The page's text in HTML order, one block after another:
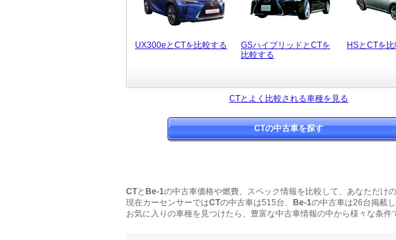
UX300eとCTを比較する
GSハイブリッドとCTを
比較する
HSとCTを
CTとよく比較される車種を見る
CTの中古車を探す
CTと Be-1の中古車価格や燃費、スペック情報を比較して、あなただけ
現在カーセンサーではCTの中古車は515台、 Be-1の中古車は26台掲載し
お気に入りの車種を見つけたら、豊富な中古車情報の中から様々な条